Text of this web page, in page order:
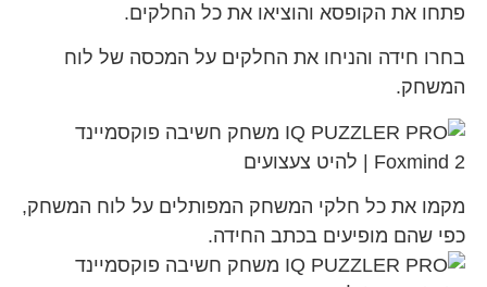
פתחו את הקופסא והוציאו את כל החלקים.
בחרו חידה והניחו את החלקים על המכסה של לוח
המשחק.
מקמו את כל חלקי המשחק המפותלים על לוח המשחק,
כפי שהם מופיעים בכתב החידה.